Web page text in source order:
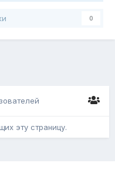
0
эту страницу.